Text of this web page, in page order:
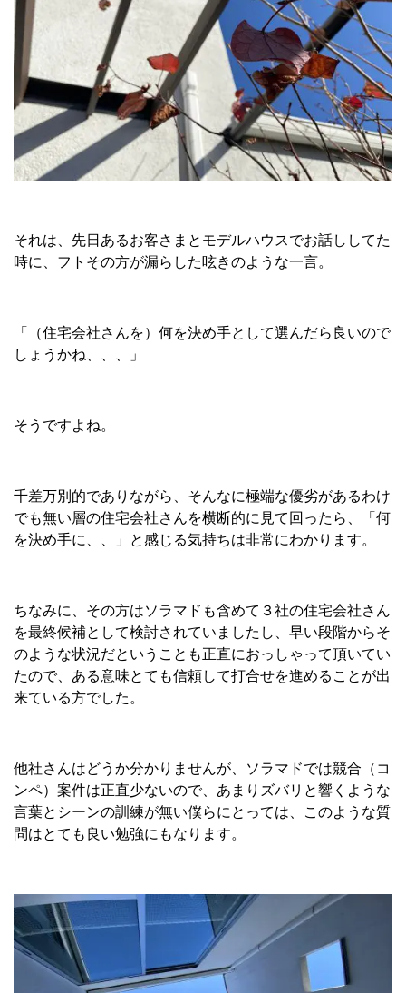
それは、先日あるお客さまとモデルハウスでお話ししてた
時に、フトその方が漏らした呟きのような一言。
「（住宅会社さんを）何を決め手として選んだら良いので
しょうかね、、、」
そうですよね。
千差万別的でありながら、そんなに極端な優劣があるわけ
でも無い層の住宅会社さんを横断的に見て回ったら、「何
を決め手に、、」と感じる気持ちは非常にわかります。
ちなみに、その方はソラマドも含めて３社の住宅会社さん
を最終候補として検討されていましたし、早い段階からそ
のような状況だということも正直におっしゃって頂いてい
たので、ある意味とても信頼して打合せを進めることが出
来ている方でした。
他社さんはどうか分かりませんが、ソラマドでは競合（コ
ンペ）案件は正直少ないので、あまりズバリと響くような
言葉とシーンの訓練が無い僕らにとっては、このような質
問はとても良い勉強にもなります。